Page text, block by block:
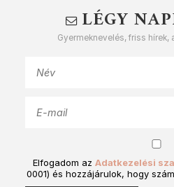
LÉGY
Gyermeknevelés, friss hírek,
Elfogadom az Adatkezelési
0001) és hozzájárulok, hogy